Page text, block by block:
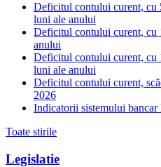
Deficitul contului curent, cu
luni ale anului
Deficitul contului curent, cu
anului
Deficitul contului curent, cu
luni ale anului
Deficitul contului curent,
2026
Indicatorii sistemului
Toate stirile
Legislatie